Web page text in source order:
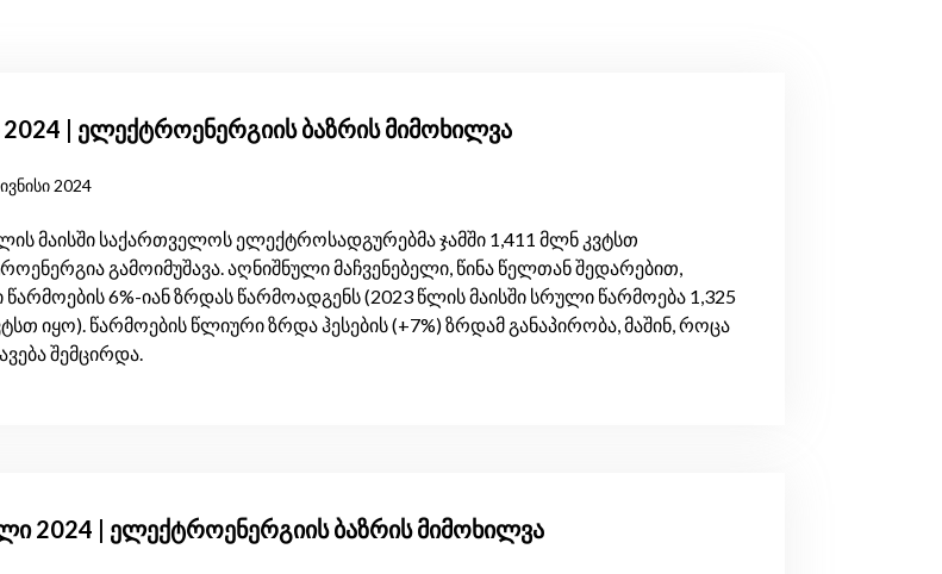
2024 | ელექტროენერგიის ბაზრის მიმოხილვა
2024
მაისში საქართველოს ელექტროსადგურებმა ჯამში 1,411 მლნ კვტსთ
გამოიმუშავა. აღნიშნული მაჩვენებელი, წინა წელთან შედარებით,
6%-იან ზრდას წარმოადგენს (2023 წლის მაისში სრული წარმოება 1,325
იყო). წარმოების წლიური ზრდა ჰესების (+7%) ზრდამ განაპირობა, მაშინ, როცა
შემცირდა.
2024 | ელექტროენერგიის ბაზრის მიმოხილვა